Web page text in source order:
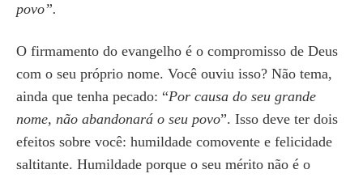
povo”.
O firmamento do evangelho é o compromisso de Deus
com o seu próprio nome. Você ouviu isso? Não tema,
ainda que tenha pecado: “Por causa do seu grande
nome, não abandonará o seu povo”. Isso deve ter dois
efeitos sobre você: humildade comovente e felicidade
saltitante. Humildade porque o seu mérito não é o